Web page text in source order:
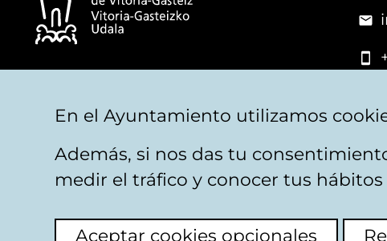
Aviso legal Privacidad Politica de cookies Mapa
En el Ayuntamiento utilizamos
Además, si nos das tu
medir el tráfico y conocer tus
Aceptar cookies opcionales